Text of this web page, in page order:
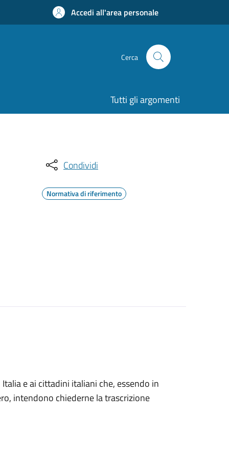
Accedi all'area personale
Cerca
Tutti gli argomenti
Condividi
Normativa di riferimento
e ai cittadini italiani che, essendo in
intendono chiederne la trascrizione